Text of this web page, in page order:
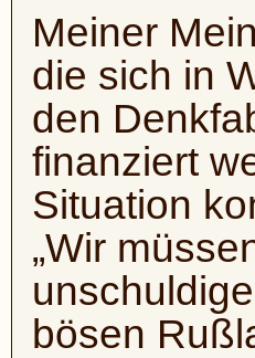
Meiner
die sich in
den
finanziert
Situation
„Wir
bösen